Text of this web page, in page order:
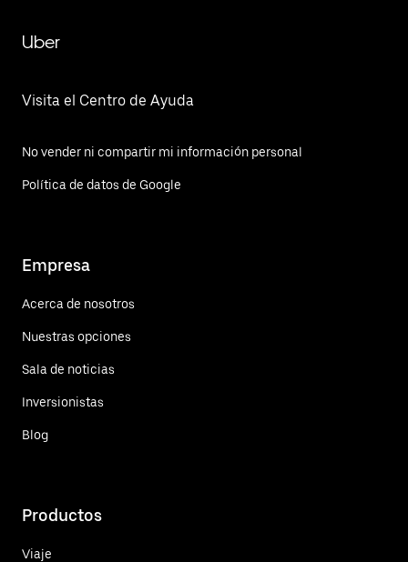
Uber
Visita el Centro de Ayuda
No vender ni compartir mi información personal
Política de datos de Google
Empresa
Acerca de nosotros
Nuestras opciones
Sala de noticias
Inversionistas
Blog
Productos
Viaje